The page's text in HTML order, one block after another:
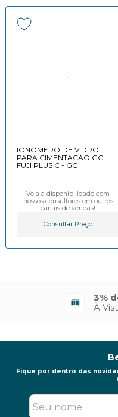
IONOMERO DE VIDRO
PARA CIMENTACAO GC
FUJI PLUS C - GC
Veja a disponibilidade com
nossos consultores em outros
canais de vendas!
Consultar Preço
3%
À
Fique por dentro das